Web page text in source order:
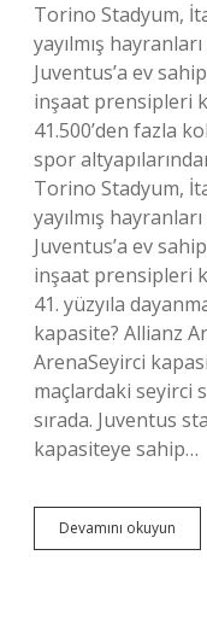
Torino Stadyum,
yayılmış
Juventus’a ev
inşaat prensipleri
41.500’den fazla
spor
Torino Stadyum,
yayılmış
Juventus’a ev
inşaat prensipleri
41. yüzyıla
kapasite? Allianz
ArenaSeyirci
maçlardaki seyirci
sırada. Juventus
kapasiteye sahip…
Devamını okuyun
Arena